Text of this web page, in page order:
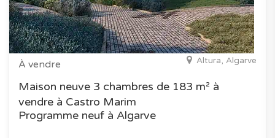
À vendre Altura, Algarve
Maison neuve 3 chambres de 183 m² à
vendre à Castro Marim
Programme neuf à Algarve